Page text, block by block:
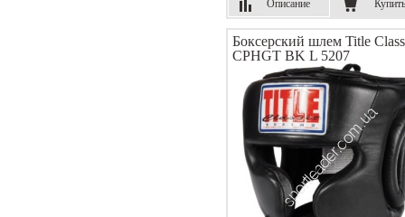
Описание
Купить
Боксерский шлем Title
CPHGT BK L 5207